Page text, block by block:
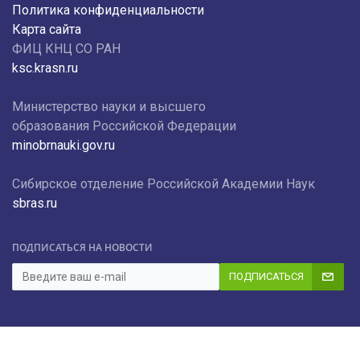
Политика конфиденциальности
Карта сайта
ФИЦ КНЦ СО РАН
ksc.krasn.ru
Министерство науки и высшего
образования Российской Федерации
minobrnauki.gov.ru
Сибирское отделение Российской Академии Наук
sbras.ru
ПОДПИСАТЬСЯ НА НОВОСТИ
ПОДПИСАТЬСЯ